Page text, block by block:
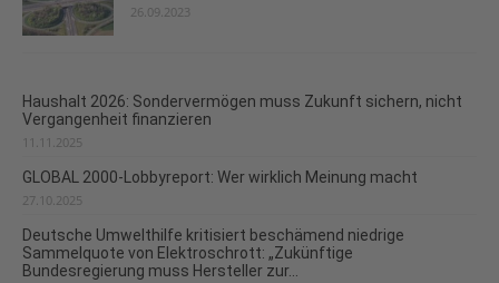
26.09.2023
Haushalt 2026: Sondervermögen muss Zukunft sichern, nicht
Vergangenheit finanzieren
11.11.2025
GLOBAL 2000-Lobbyreport: Wer wirklich Meinung macht
27.10.2025
Deutsche Umwelthilfe kritisiert beschämend niedrige
Sammelquote von Elektroschrott: „Zukünftige
Bundesregierung muss Hersteller zur...